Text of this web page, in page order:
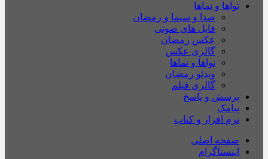
نواها و نماها
صدا و سیما و رمضان
فایل های صوتی
عکس رمضان
گالری عکس
نواها و نماها
ویدئو رمضان
گالری فیلم
پرسش و پاسخ
پیامک
نرم افزار و کتاب
صفحه اصلی
اینستاگرام